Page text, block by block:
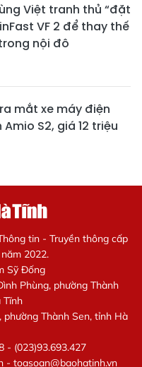
Việt tranh thủ “đặt
VF 2 để thay thế
nội đô
mắt xe máy điện
S2, giá 12 triệu
tin - Truyền thông cấp
2022.
Sỹ Đống
Phùng, phường Thành
Tĩnh
phường Thành Sen, tỉnh Hà
- (023)93.693.427
- toasoan@baohatinh.vn